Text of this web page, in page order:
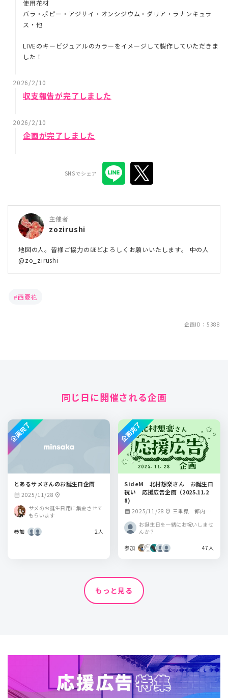
使用花材
バラ・ポピー・アジサイ・オンシジウム・ダリア・ラナンキュラ
ス・他
LIVEのキービジュアルのカラーをイメージして製作していただきま
した！
2026/2/10
収支報告が完了しました
2026/2/10
企画が完了しました
SNSでシェア
主催者
zozirushi
地図の人。皆様ご協力のほどよろしくお願いいたします。 中の人
@zo_zirushi
西憂花
企画ID：5388
同じ日に開催される企画
とあるサメさんのお誕生日企画
calendar_month 2025/11/28 location_on
サメのお誕生日用に集金させて
もらいます
参加 2人
企画完了
SideM 北村想楽さん お誕生日
祝い 応援広告企画（2025.11.2
8)
calendar_month 2025/11/28 location_on 三重県 都内某
お誕生日を一緒にお祝いしませ
んか？
参加 47人
企画完了
もっと見る